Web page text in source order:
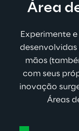
Área
Experimente
desenvolvidas
mãos
com seus
inovação
Áreas